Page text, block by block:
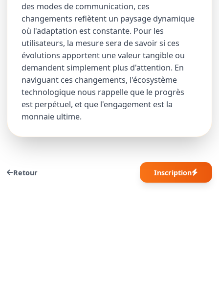
des modes de communication, ces
changements reflètent un paysage dynamique
où l'adaptation est constante. Pour les
utilisateurs, la mesure sera de savoir si ces
évolutions apportent une valeur tangible ou
demandent simplement plus d'attention. En
naviguant ces changements, l'écosystème
technologique nous rappelle que le progrès
est perpétuel, et que l'engagement est la
monnaie ultime.
Retour Inscription